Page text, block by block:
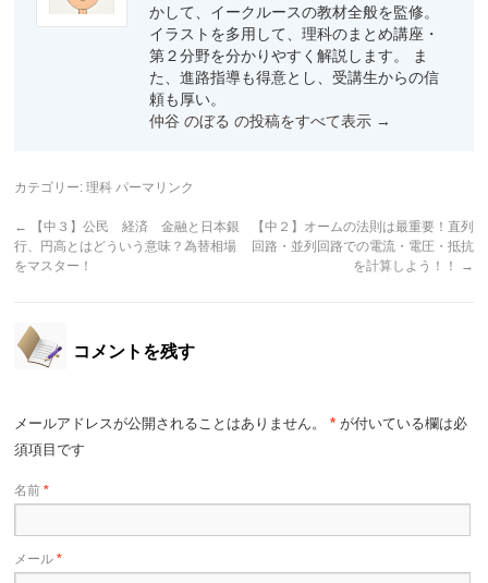
かして、イークルースの教材全般を監修。
イラストを多用して、理科のまとめ講座・
第２分野を分かりやすく解説します。 ま
た、進路指導も得意とし、受講生からの信
頼も厚い。
仲谷 のぼる の投稿をすべて表示 →
カテゴリー:理科 パーマリンク
←
【中３】公民 経済 金融と日本銀
行、円高とはどういう意味？為替相場
をマスター！
【中２】オームの法則は最重要！直列
回路・並列回路での電流・電圧・抵抗
を計算しよう！！
→
コメントを残す
メールアドレスが公開されることはありません。 * が付いている欄は必
須項目です
名前*
メール*